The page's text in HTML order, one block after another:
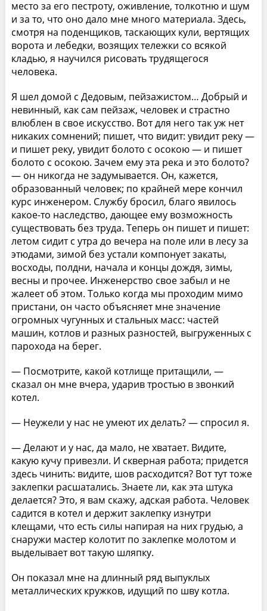
место за его пестроту, оживление, толкотню и шум
и за то, что оно дало мне много материала. Здесь,
смотря на поденщиков, таскающих кули, вертящих
ворота и лебедки, возящих тележки со всякой
кладью, я научился рисовать трудящегося
человека.
Я шел домой с Дедовым, пейзажистом… Добрый и
невинный, как сам пейзаж, человек и страстно
влюблен в свое искусство. Вот для него так уж нет
никаких сомнений; пишет, что видит: увидит реку —
и пишет реку, увидит болото с осокою — и пишет
болото с осокою. Зачем ему эта река и это болото?
— он никогда не задумывается. Он, кажется,
образованный человек; по крайней мере кончил
курс инженером. Службу бросил, благо явилось
какое-то наследство, дающее ему возможность
существовать без труда. Теперь он пишет и пишет:
летом сидит с утра до вечера на поле или в лесу за
этюдами, зимой без устали компонует закаты,
восходы, полдни, начала и концы дождя, зимы,
весны и прочее. Инженерство свое забыл и не
жалеет об этом. Только когда мы проходим мимо
пристани, он часто объясняет мне значение
огромных чугунных и стальных масс: частей
машин, котлов и разных разностей, выгруженных с
парохода на берег.
— Посмотрите, какой котлище притащили, —
сказал он мне вчера, ударив тростью в звонкий
котел.
— Неужели у нас не умеют их делать? — спросил я.
— Делают и у нас, да мало, не хватает. Видите,
какую кучу привезли. И скверная работа; придется
здесь чинить: видите, шов расходится? Вот тут тоже
заклепки расшатались. Знаете ли, как эта штука
делается? Это, я вам скажу, адская работа. Человек
садится в котел и держит заклепку изнутри
клещами, что есть силы напирая на них грудью, а
снаружи мастер колотит по заклепке молотом и
выделывает вот такую шляпку.
Он показал мне на длинный ряд выпуклых
металлических кружков, идущий по шву котла.